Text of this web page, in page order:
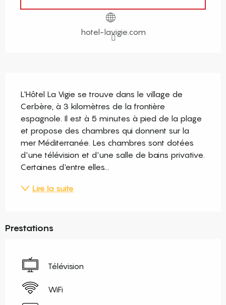
hotel-lavigie.com
L'Hôtel La Vigie se trouve dans le village de
Cerbère, à 3 kilomètres de la frontière
espagnole. Il est à 5 minutes à pied de la plage
et propose des chambres qui donnent sur la
mer Méditerranée. Les chambres sont dotées
d'une télévision et d'une salle de bains privative.
Certaines d'entre elles...
Lire la suite
Prestations
Télévision
WiFi